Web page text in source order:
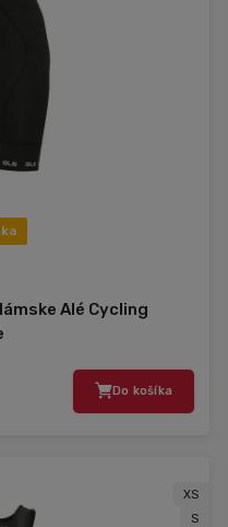
Alé Cycling
Do košíka
XS
S